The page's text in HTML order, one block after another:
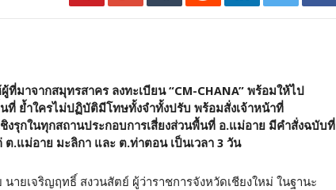
ที่มาจากสมุทรสาคร ลงทะเบียน “CM-CHANA” พร้อมให้ไป
ที่ ย้ำใครไม่ปฏิบัติมีโทษทั้งจำทั้งปรับ พร้อมสั่งเจ้าหน้าที่
รุกในทุกสถานประกอบการเสี่ยงส่วนพื้นที่ อ.แม่อาย มีคำสั่งฉบับที่
.แม่อาย มะลิกา และ ต.ท่าตอน เป็นเวลา 3 วัน
ายเจริญฤทธิ์ สงวนสัตย์ ผู้ว่าราชการจังหวัดเชียงใหม่ ในฐานะ